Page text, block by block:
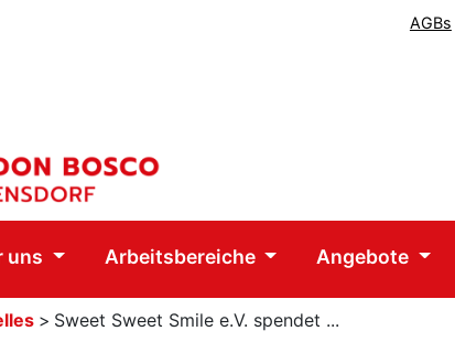
AGBs
uns Arbeitsbereiche Angebote
> Sweet Sweet Smile e.V. spendet ...